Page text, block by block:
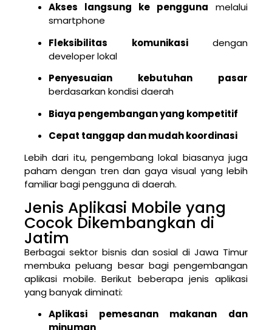
Akses langsung ke pengguna melalui
smartphone
Fleksibilitas komunikasidengan
developer lokal
Penyesuaian kebutuhan pasar
berdasarkan kondisi daerah
Biaya pengembangan yang kompetitif
Cepat tanggap dan mudah koordinasi
Lebih dari itu, pengembang lokal biasanya juga
paham dengan tren dan gaya visual yang lebih
familiar bagi pengguna di daerah.
Jenis Aplikasi Mobile yang
Cocok Dikembangkan di
Jatim
Berbagai sektor bisnis dan sosial di Jawa Timur
membuka peluang besar bagi pengembangan
aplikasi mobile. Berikut beberapa jenis aplikasi
yang banyak diminati:
Aplikasi pemesanan makanan dan
minuman